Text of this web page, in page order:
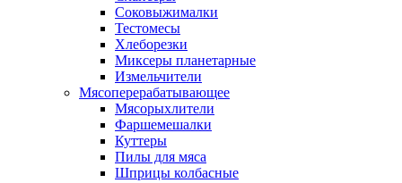
Соковыжималки
Тестомесы
Хлеборезки
Миксеры планетарные
Измельчители
Мясоперерабатывающее
Мясорыхлители
Фаршемешалки
Куттеры
Пилы для мяса
Шприцы колбасные